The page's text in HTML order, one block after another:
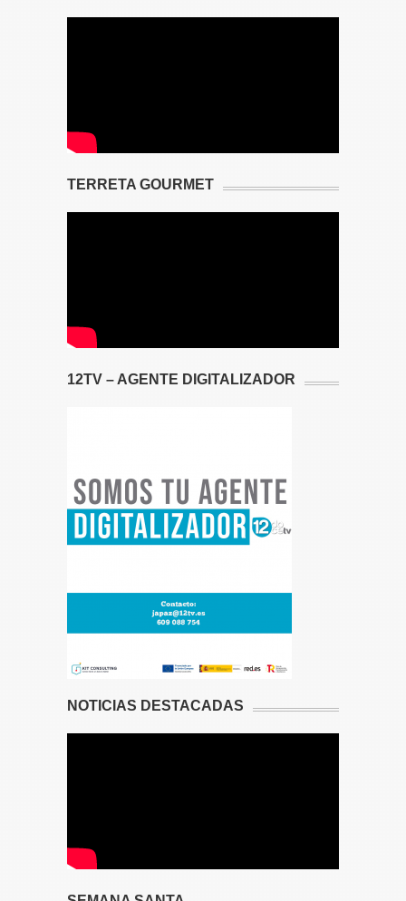
TERRETA GOURMET
12TV – AGENTE DIGITALIZADOR
NOTICIAS DESTACADAS